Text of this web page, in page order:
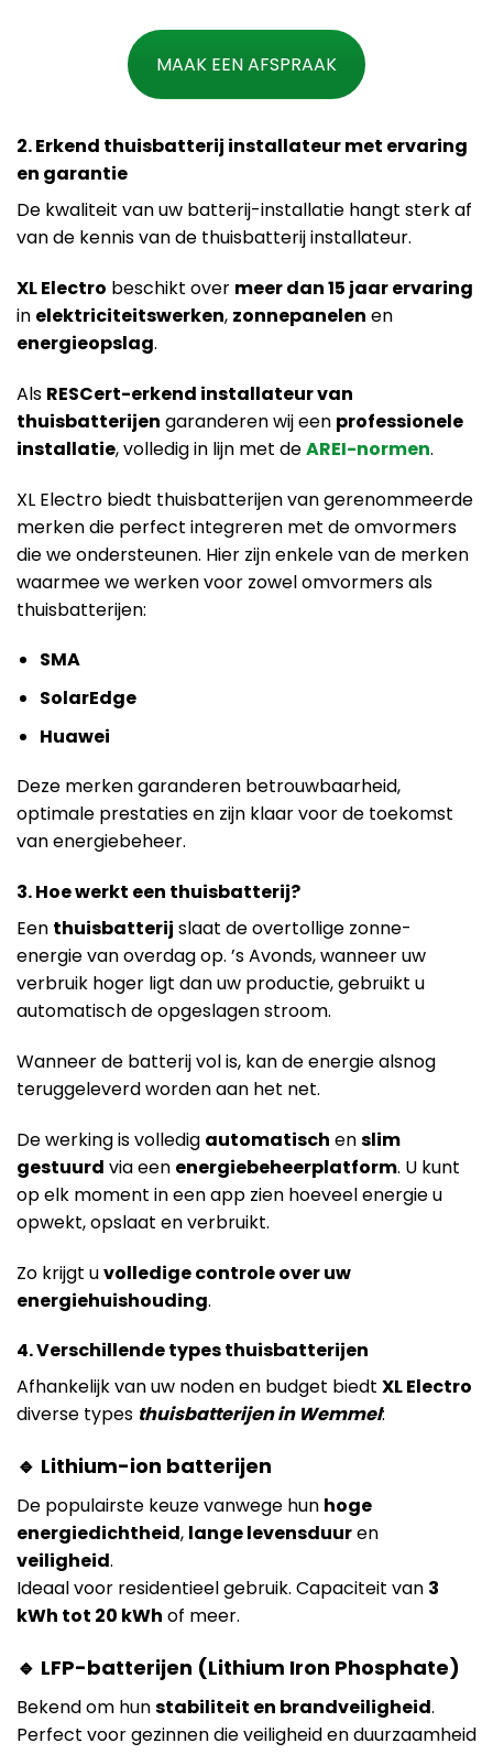
MAAK EEN AFSPRAAK
2. Erkend thuisbatterij installateur met ervaring
en garantie
De kwaliteit van uw batterij-installatie hangt sterk af
van de kennis van de thuisbatterij installateur.
XL Electro beschikt over meer dan 15 jaar ervaring
in elektriciteitswerken, zonnepanelen en
energieopslag.
Als RESCert-erkend installateur van
thuisbatterijen garanderen wij een professionele
installatie, volledig in lijn met deAREI-normen.
XL Electro biedt thuisbatterijen van gerenommeerde
merken die perfect integreren met de omvormers
die we ondersteunen. Hier zijn enkele van de merken
waarmee we werken voor zowel omvormers als
thuisbatterijen:
SMA
SolarEdge
Huawei
Deze merken garanderen betrouwbaarheid,
optimale prestaties en zijn klaar voor de toekomst
van energiebeheer.
3. Hoe werkt een thuisbatterij?
Een thuisbatterij slaat de overtollige zonne-
energie van overdag op. ’s Avonds, wanneer uw
verbruik hoger ligt dan uw productie, gebruikt u
automatisch de opgeslagen stroom.
Wanneer de batterij vol is, kan de energie alsnog
teruggeleverd worden aan het net.
De werking is volledig automatisch enslim
gestuurd via een energiebeheerplatform. U kunt
op elk moment in een app zien hoeveel energie u
opwekt, opslaat en verbruikt.
Zo krijgt uvolledige controle over uw
energiehuishouding.
4. Verschillende types thuisbatterijen
Afhankelijk van uw noden en budget biedt XL Electro
diverse types thuisbatterijen in Wemmel:
🔹 Lithium-ion batterijen
De populairste keuze vanwege hun hoge
energiedichtheid, lange levensduuren
veiligheid.
Ideaal voor residentieel gebruik. Capaciteit van 3
kWh tot 20 kWh of meer.
🔹 LFP-batterijen (Lithium Iron Phosphate)
Bekend om hunstabiliteit en brandveiligheid.
Perfect voor gezinnen die veiligheid en duurzaamheid